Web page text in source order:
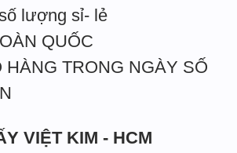
lượng sỉ- lẻ
QUỐC
HÀNG TRONG NGÀY SỐ
VIỆT KIM - HCM